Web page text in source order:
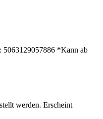
5063129057886 *Kann ab
werden. Erscheint